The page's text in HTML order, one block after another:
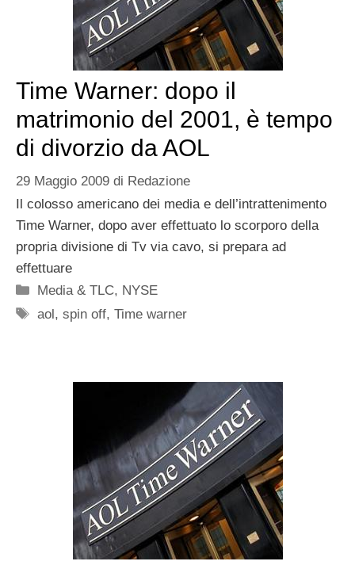
Time Warner: dopo il
matrimonio del 2001, è tempo
di divorzio da AOL
29 Maggio 2009 di Redazione
Il colosso americano dei media e dell’intrattenimento
Time Warner, dopo aver effettuato lo scorporo della
propria divisione di Tv via cavo, si prepara ad
effettuare
Categorie
Media & TLC, NYSE
Tag
aol,spin off,Time warner